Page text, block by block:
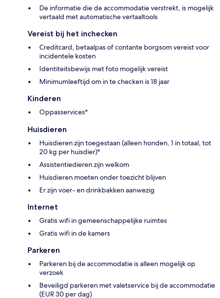
De informatie die de accommodatie verstrekt, is mogelijk
vertaald met automatische vertaaltools
Vereist bij het inchecken
Creditcard, betaalpas of contante borgsom vereist voor
incidentele kosten
Identiteitsbewijs met foto mogelijk vereist
Minimumleeftijd om in te checken is 18 jaar
Kinderen
Oppasservices*
Huisdieren
Huisdieren zijn toegestaan (alleen honden, 1 in totaal, tot
20 kg per huisdier)*
Assistentiedieren zijn welkom
Huisdieren moeten onder toezicht blijven
Er zijn voer- en drinkbakken aanwezig
Internet
Gratis wifi in gemeenschappelijke ruimtes
Gratis wifi in de kamers
Parkeren
Parkeren bij de accommodatie is alleen mogelijk op
verzoek
Beveiligd parkeren met valetservice bij de accommodatie
(EUR 30 per dag)